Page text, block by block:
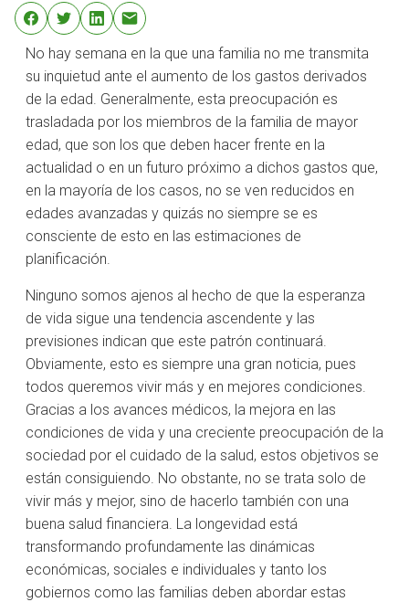
No hay semana en la que una familia no me transmita
su inquietud ante el aumento de los gastos derivados
de la edad. Generalmente, esta preocupación es
trasladada por los miembros de la familia de mayor
edad, que son los que deben hacer frente en la
actualidad o en un futuro próximo a dichos gastos que,
en la mayoría de los casos, no se ven reducidos en
edades avanzadas y quizás no siempre se es
consciente de esto en las estimaciones de
planificación.
Ninguno somos ajenos al hecho de que la esperanza
de vida sigue una tendencia ascendente y las
previsiones indican que este patrón continuará.
Obviamente, esto es siempre una gran noticia, pues
todos queremos vivir más y en mejores condiciones.
Gracias a los avances médicos, la mejora en las
condiciones de vida y una creciente preocupación de la
sociedad por el cuidado de la salud, estos objetivos se
están consiguiendo. No obstante, no se trata solo de
vivir más y mejor, sino de hacerlo también con una
buena salud financiera. La longevidad está
transformando profundamente las dinámicas
económicas, sociales e individuales y tanto los
gobiernos como las familias deben abordar estas